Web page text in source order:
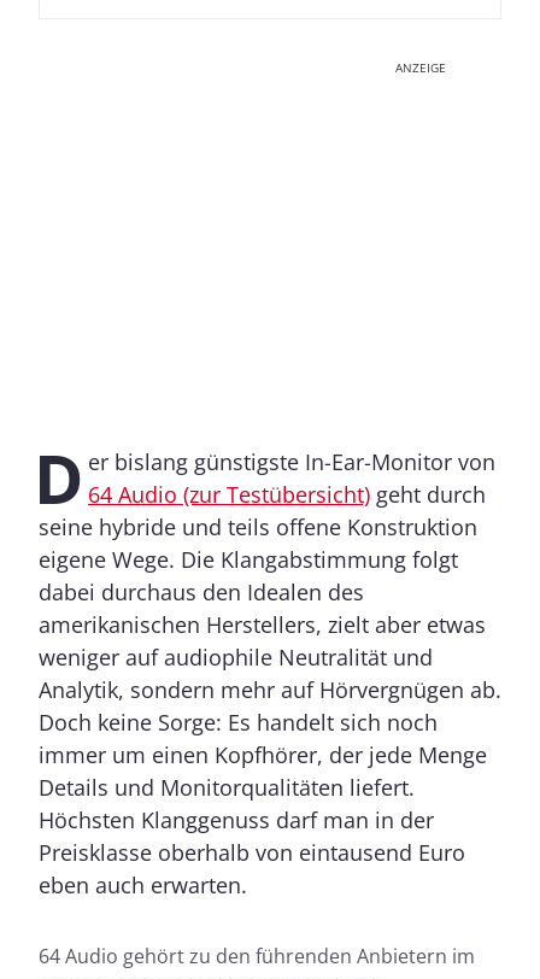
ANZEIGE
D er bislang günstigste In-Ear-Monitor von
64 Audio (zur Testübersicht) geht durch
seine hybride und teils offene Konstruktion
eigene Wege. Die Klangabstimmung folgt
dabei durchaus den Idealen des
amerikanischen Herstellers, zielt aber etwas
weniger auf audiophile Neutralität und
Analytik, sondern mehr auf Hörvergnügen ab.
Doch keine Sorge: Es handelt sich noch
immer um einen Kopfhörer, der jede Menge
Details und Monitorqualitäten liefert.
Höchsten Klanggenuss darf man in der
Preisklasse oberhalb von eintausend Euro
eben auch erwarten.
64 Audio gehört zu den führenden Anbietern im